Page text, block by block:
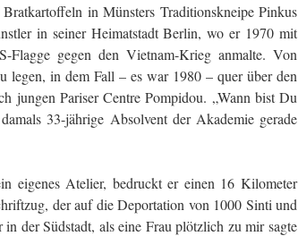
in Münsters Traditionskneipe Pinkus
in seiner Heimatstadt Berlin, wo er 1970 mit
Flagge gegen den Vietnam-Krieg anmalte. Von
legen, in dem Fall – es war 1980 – quer über den
jungen Pariser Centre Pompidou. „Wann bist Du
33-jährige Absolvent der Akademie gerade
eigenes Atelier, bedruckt er einen 16 Kilometer
der auf die Deportation von 1000 Sinti und
der Südstadt, als eine Frau plötzlich zu mir sagte